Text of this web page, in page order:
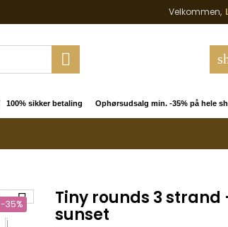
Velkommen,

100% sikker betaling Ophørsudsalg min. -35% på hele
-35% Tiny rounds 3
sunset